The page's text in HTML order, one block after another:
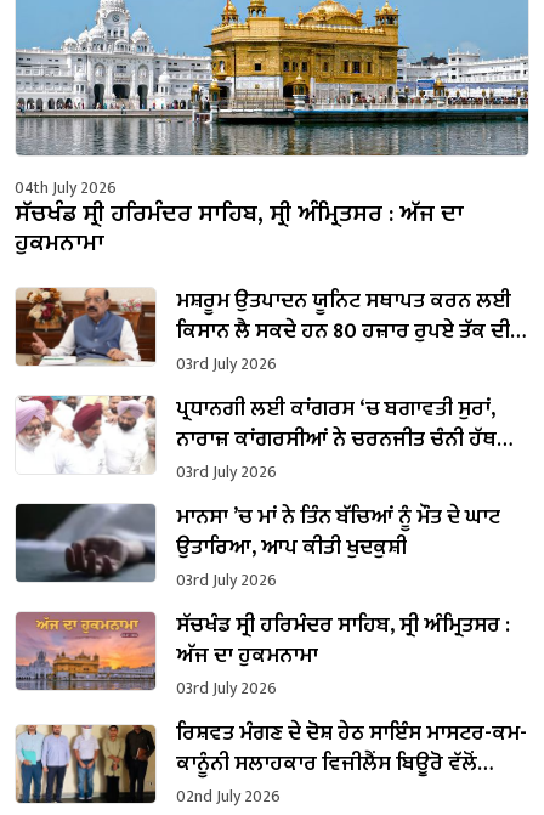
04th July 2026
ਸੱਚਖੰਡ ਸ੍ਰੀ ਹਰਿਮੰਦਰ ਸਾਹਿਬ, ਸ੍ਰੀ ਅੰਮ੍ਰਿਤਸਰ : ਅੱਜ ਦਾ
ਹੁਕਮਨਾਮਾ
ਮਸ਼ਰੂਮ ਉਤਪਾਦਨ ਯੂਨਿਟ ਸਥਾਪਤ ਕਰਨ ਲਈ
ਕਿਸਾਨ ਲੈ ਸਕਦੇ ਹਨ 80 ਹਜ਼ਾਰ ਰੁਪਏ ਤੱਕ ਦੀ
ਸਬਸਿਡੀ: ਮੋਹਿੰਦਰ ਭਗਤ
03rd July 2026
ਪ੍ਰਧਾਨਗੀ ਲਈ ਕਾਂਗਰਸ ‘ਚ ਬਗਾਵਤੀ ਸੁਰਾਂ,
ਨਾਰਾਜ਼ ਕਾਂਗਰਸੀਆਂ ਨੇ ਚਰਨਜੀਤ ਚੰਨੀ ਹੱਥ
ਛੱਡਿਆ ਫ਼ੈਸਲਾ
03rd July 2026
ਮਾਨਸਾ ’ਚ ਮਾਂ ਨੇ ਤਿੰਨ ਬੱਚਿਆਂ ਨੂੰ ਮੌਤ ਦੇ ਘਾਟ
ਉਤਾਰਿਆ, ਆਪ ਕੀਤੀ ਖੁਦਕੁਸ਼ੀ
03rd July 2026
ਸੱਚਖੰਡ ਸ੍ਰੀ ਹਰਿਮੰਦਰ ਸਾਹਿਬ, ਸ੍ਰੀ ਅੰਮ੍ਰਿਤਸਰ :
ਅੱਜ ਦਾ ਹੁਕਮਨਾਮਾ
03rd July 2026
ਰਿਸ਼ਵਤ ਮੰਗਣ ਦੇ ਦੋਸ਼ ਹੇਠ ਸਾਇੰਸ ਮਾਸਟਰ-ਕਮ-
ਕਾਨੂੰਨੀ ਸਲਾਹਕਾਰ ਵਿਜੀਲੈਂਸ ਬਿਊਰੋ ਵੱਲੋਂ
ਗ੍ਰਿਫ਼ਤਾਰ
02nd July 2026